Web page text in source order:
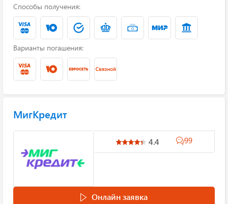
Способы получения:
Варианты погашения:
МигКредит
4.4 99
Онлайн заявка